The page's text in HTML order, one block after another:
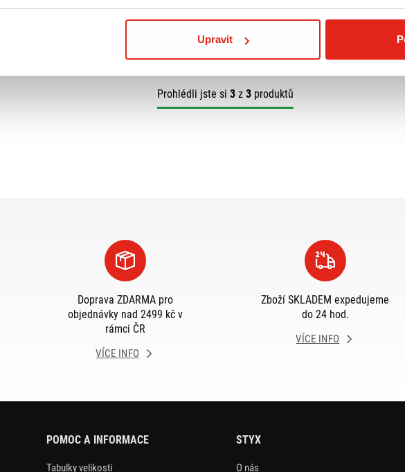
Upravit
Koupit
Prohlédli jste si 3z 3produktů
Doprava ZDARMA pro
objednávky nad 2499 kč v
rámci ČR
VÍCE INFO
Zboží SKLADEM expedujeme
do 24 hod.
VÍCE INFO
POMOC A INFORMACE
Tabulky velikostí
STYX
O nás